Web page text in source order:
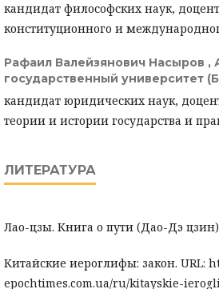
кандидат философских наук,
конституционного и
Рафаил Валейзянович Насыров ,
государственный университет
кандидат юридических наук,
теории и истории государства и
ЛИТЕРАТУРА
Лао-цзы. Книга о пути (Дао-Дэ
Китайские иероглифы: закон. URL:
epochtimes.com.ua/ru/kitayskie-